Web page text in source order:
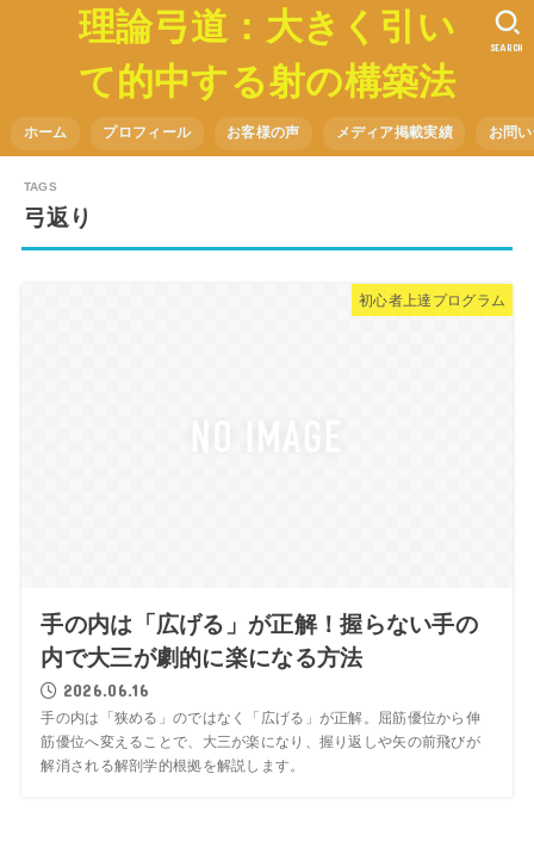
理論弓道：大きく引い
て的中する射の構築法
ホーム プロフィール お客様の声 メディア掲載実績 お問
SEARCH
弓返り
初心者上達プログラム
手の内は「広げる」が正解！握らない手の
内で大三が劇的に楽になる方法
2026.06.16
手の内は「狭める」のではなく「広げる」が正解。屈筋優位から伸
筋優位へ変えることで、大三が楽になり、握り返しや矢の前飛びが
解消される解剖学的根拠を解説します。